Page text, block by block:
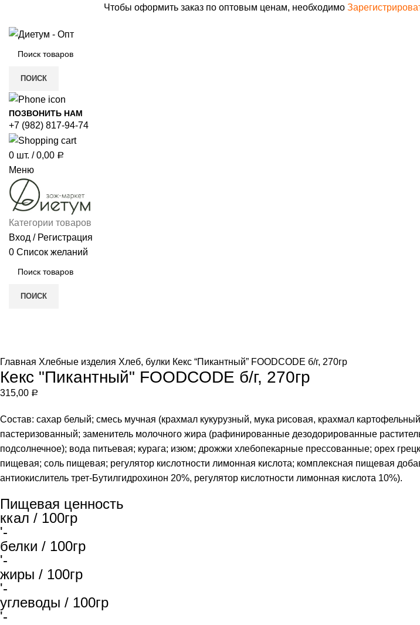
Чтобы оформить заказ по оптовым ценам, необходимо
ПОИСК
ПОЗВОНИТЬ НАМ
+7 (982) 817-94-74
0 шт. / 0,00 Р
Меню
Категории товаров
Вход / Регистрация
0 Список желаний
ПОИСК
Главная Хлебные изделия Хлеб, булки Кекс “Пикантный” FOODCODE б/г, 270гр
Кекс "Пикантный" FOODCODE б/г, 270гр
315,00 Р
Состав: сахар белый; смесь мучная (крахмал кукурузный, мука рисовая, крахмал
пастеризованный; заменитель молочного жира (рафинированные дезодорированные
подсолнечное); вода питьевая; курага; изюм; дрожжи хлебопекарные прессованные; орех
пищевая; соль пищевая; регулятор кислотности лимонная кислота; комплексная пищевая
антиокислитель трет-Бутилгидрохинон 20%, регулятор кислотности лимонная кислота 10%).
Пищевая ценность
ккал / 100гр
'-
белки / 100гр
'-
жиры / 100гр
'-
углеводы / 100гр
'-